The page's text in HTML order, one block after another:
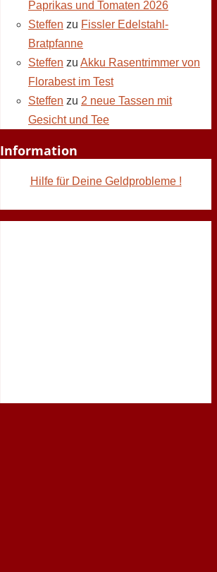
Paprikas und Tomaten 2026
Steffen zu Fissler Edelstahl-
Bratpfanne
Steffen zu Akku Rasentrimmer von
Florabest im Test
Steffen zu 2 neue Tassen mit
Gesicht und Tee
Information
Hilfe für Deine Geldprobleme !